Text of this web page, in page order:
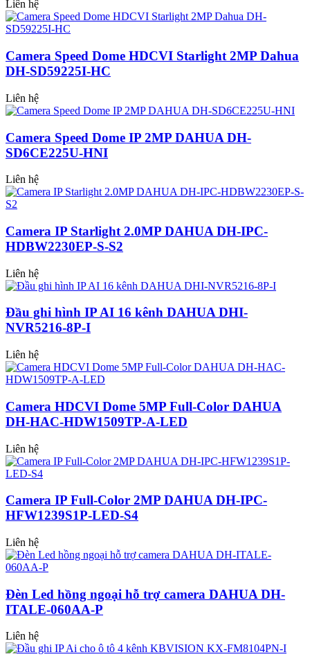
Liên hệ
Camera Speed Dome HDCVI Starlight 2MP Dahua
DH-SD59225I-HC
Liên hệ
Camera Speed Dome IP 2MP DAHUA DH-
SD6CE225U-HNI
Liên hệ
Camera IP Starlight 2.0MP DAHUA DH-IPC-
HDBW2230EP-S-S2
Liên hệ
Đầu ghi hình IP AI 16 kênh DAHUA DHI-
NVR5216-8P-I
Liên hệ
Camera HDCVI Dome 5MP Full-Color DAHUA
DH-HAC-HDW1509TP-A-LED
Liên hệ
Camera IP Full-Color 2MP DAHUA DH-IPC-
HFW1239S1P-LED-S4
Liên hệ
Đèn Led hồng ngoại hỗ trợ camera DAHUA DH-
ITALE-060AA-P
Liên hệ